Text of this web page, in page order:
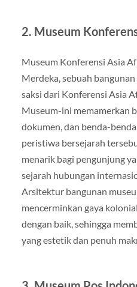
2. Museum
Museum Konferensi Asia
Merdeka, sebuah
saksi dari Konferensi Asia
Museum-ini memamerkan
dokumen, dan benda-
peristiwa bersejarah
menarik bagi pengunjung
sejarah hubungan
Arsitektur bangunan
mencerminkan gaya
dengan baik, sehingga
yang estetik dan penuh